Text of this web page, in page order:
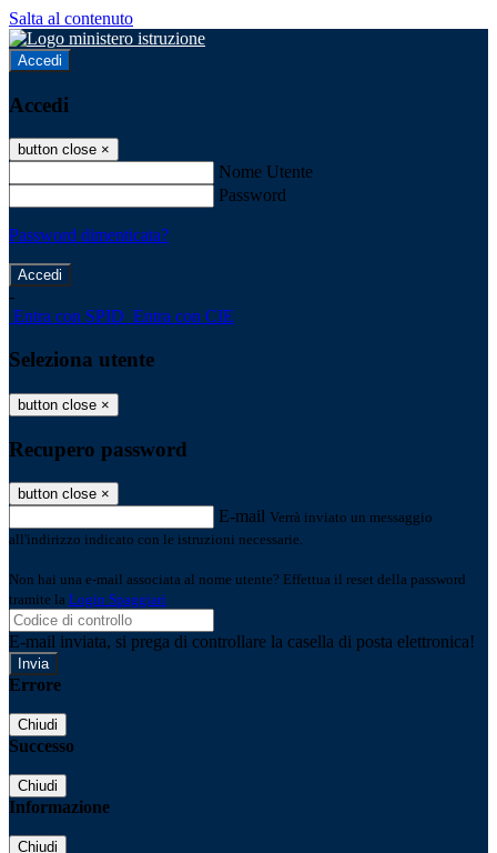
Salta al contenuto
Accedi
Accedi
button close ×
Nome Utente
Password
Password dimenticata?
-
Entra con SPID Entra con CIE
Seleziona utente
button close ×
Recupero password
button close ×
E-mail Verrà inviato un messaggio
all'indirizzo indicato con le istruzioni necessarie.
Non hai una e-mail associata al nome utente? Effettua il reset della password
tramite la Login Spaggiari
E-mail inviata, si prega di controllare la casella di posta elettronica!
Errore
Chiudi
Successo
Chiudi
Informazione
Chiudi